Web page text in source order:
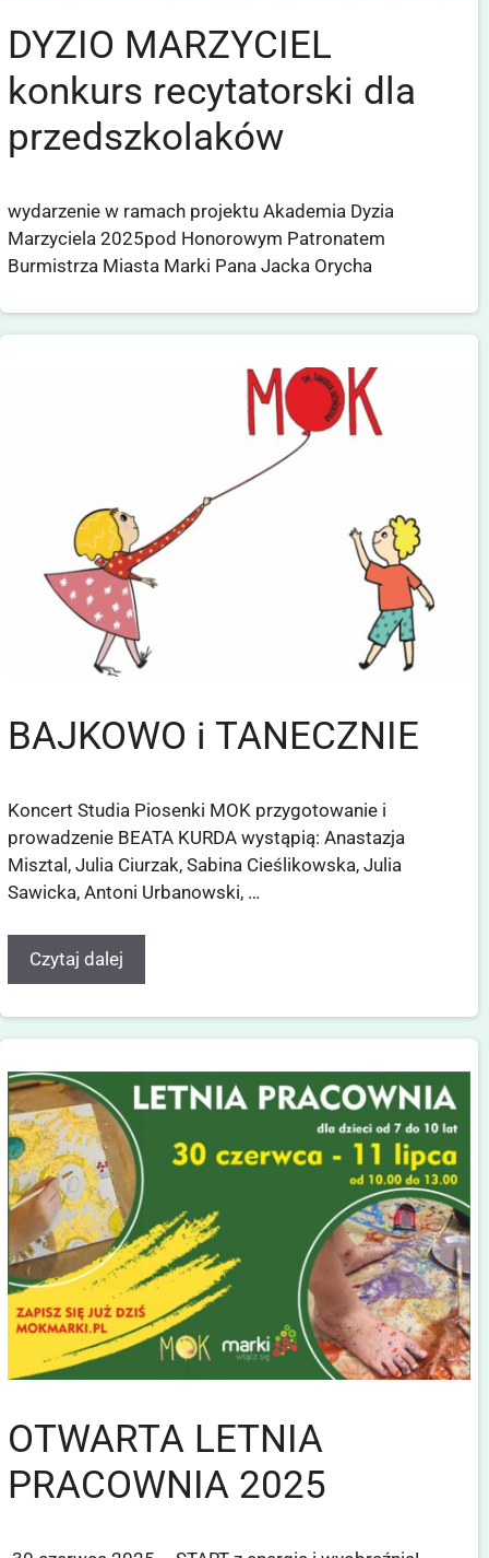
DYZIO MARZYCIEL
konkurs recytatorski dla
przedszkolaków
wydarzenie w ramach projektu Akademia Dyzia
Marzyciela 2025pod Honorowym Patronatem
Burmistrza Miasta Marki Pana Jacka Orycha
BAJKOWO i TANECZNIE
Koncert Studia Piosenki MOK przygotowanie i
prowadzenie BEATA KURDA wystąpią: Anastazja
Misztal, Julia Ciurzak, Sabina Cieślikowska, Julia
Sawicka, Antoni Urbanowski, …
Czytaj dalej
OTWARTA LETNIA
PRACOWNIA 2025